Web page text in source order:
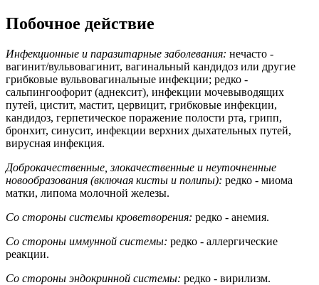
Побочное действие
Инфекционные и паразитарные заболевания: нечасто -
вагинит/вульвовагинит, вагинальный кандидоз или другие
грибковые вульвовагинальные инфекции; редко -
сальпингоофорит (аднексит), инфекции мочевыводящих
путей, цистит, мастит, цервицит, грибковые инфекции,
кандидоз, герпетическое поражение полости рта, грипп,
бронхит, синусит, инфекции верхних дыхательных путей,
вирусная инфекция.
Доброкачественные, злокачественные и неуточненные
новообразования (включая кисты и полипы): редко - миома
матки, липома молочной железы.
Со стороны системы кроветворения: редко - анемия.
Со стороны иммунной системы: редко - аллергические
реакции.
Со стороны эндокринной системы: редко - вирилизм.